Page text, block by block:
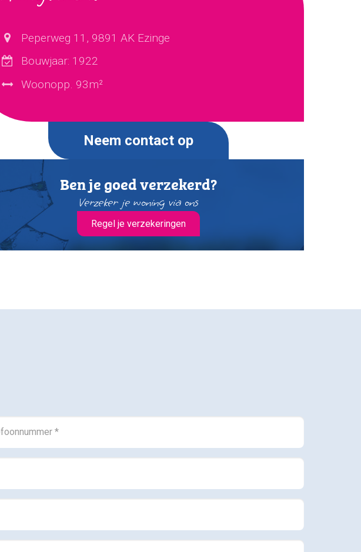
Peperweg 11, 9891 AK Ezinge
Bouwjaar: 1922
Woonopp. 93m²
Neem contact op
Ben je goed verzekerd?
Verzeker je woning via ons
Regel je verzekeringen